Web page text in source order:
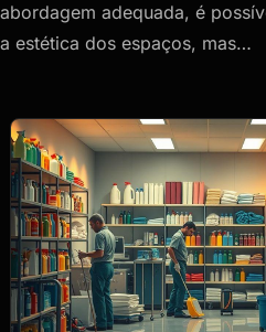
abordagem adequada, é
a estética dos espaços, mas…